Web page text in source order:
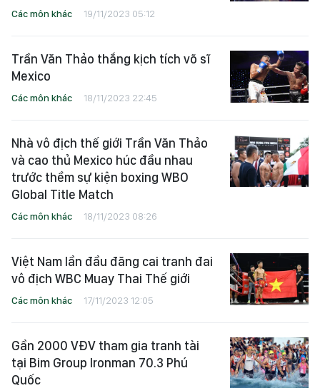
Các môn khác 19/11/2023 05:12
Trần Văn Thảo thắng kịch tích võ sĩ
Mexico
Các môn khác 18/11/2023 22:45
Nhà vô địch thế giới Trần Văn Thảo
và cao thủ Mexico húc đầu nhau
trước thềm sự kiện boxing WBO
Global Title Match
Các môn khác 18/11/2023 08:26
Việt Nam lần đầu đăng cai tranh đai
vô địch WBC Muay Thai Thế giới
Các môn khác 17/11/2023 12:05
Gần 2000 VĐV tham gia tranh tài
tại Bim Group Ironman 70.3 Phú
Quốc